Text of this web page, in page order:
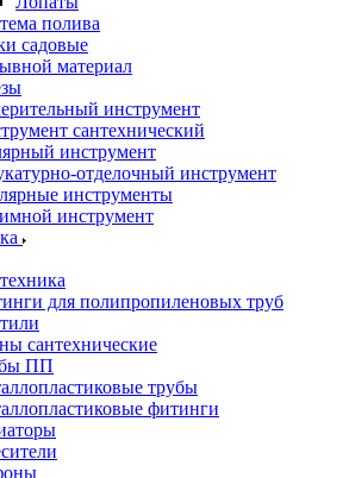
полива
садовые
материал
инструмент
сантехнический
инструмент
отделочный инструмент
инструменты
инструмент
для полипропиленовых труб
сантехнические
ПП
трубы
фитинги